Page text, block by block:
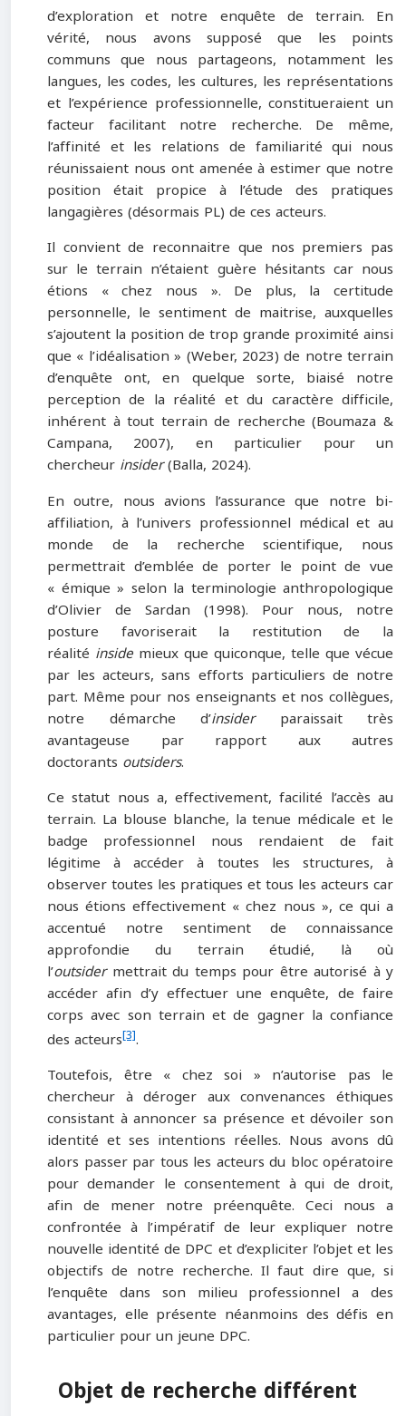
d’exploration et notre enquête de terrain. En
vérité, nous avons supposé que les points
communs que nous partageons, notamment les
langues, les codes, les cultures, les représentations
et l’expérience professionnelle, constitueraient un
facteur facilitant notre recherche. De même,
l’affinité et les relations de familiarité qui nous
réunissaient nous ont amenée à estimer que notre
position était propice à l’étude des pratiques
langagières (désormais PL) de ces acteurs.
Il convient de reconnaitre que nos premiers pas
sur le terrain n’étaient guère hésitants car nous
étions « chez nous ». De plus, la certitude
personnelle, le sentiment de maitrise, auxquelles
s’ajoutent la position de trop grande proximité ainsi
que « l’idéalisation » (Weber, 2023) de notre terrain
d’enquête ont, en quelque sorte, biaisé notre
perception de la réalité et du caractère difficile,
inhérent à tout terrain de recherche (Boumaza &
Campana, 2007), en particulier pour un
chercheur insider(Balla, 2024).
En outre, nous avions l’assurance que notre bi-
affiliation, à l’univers professionnel médical et au
monde de la recherche scientifique, nous
permettrait d’emblée de porter le point de vue
« émique » selon la terminologie anthropologique
d’Olivier de Sardan (1998). Pour nous, notre
posture favoriserait la restitution de la
réalité inside mieux que quiconque, telle que vécue
par les acteurs, sans efforts particuliers de notre
part. Même pour nos enseignants et nos collègues,
notre démarche d’insider paraissait très
avantageuse par rapport aux autres
doctorants outsiders.
Ce statut nous a, effectivement, facilité l’accès au
terrain. La blouse blanche, la tenue médicale et le
badge professionnel nous rendaient de fait
légitime à accéder à toutes les structures, à
observer toutes les pratiques et tous les acteurs car
nous étions effectivement « chez nous », ce qui a
accentué notre sentiment de connaissance
approfondie du terrain étudié, là où
l’outsider mettrait du temps pour être autorisé à y
accéder afin d’y effectuer une enquête, de faire
corps avec son terrain et de gagner la confiance
des acteurs[3].
Toutefois, être « chez soi » n’autorise pas le
chercheur à déroger aux convenances éthiques
consistant à annoncer sa présence et dévoiler son
identité et ses intentions réelles. Nous avons dû
alors passer par tous les acteurs du bloc opératoire
pour demander le consentement à qui de droit,
afin de mener notre préenquête. Ceci nous a
confrontée à l’impératif de leur expliquer notre
nouvelle identité de DPC et d’expliciter l’objet et les
objectifs de notre recherche. Il faut dire que, si
l’enquête dans son milieu professionnel a des
avantages, elle présente néanmoins des défis en
particulier pour un jeune DPC.
Objet de recherche différent